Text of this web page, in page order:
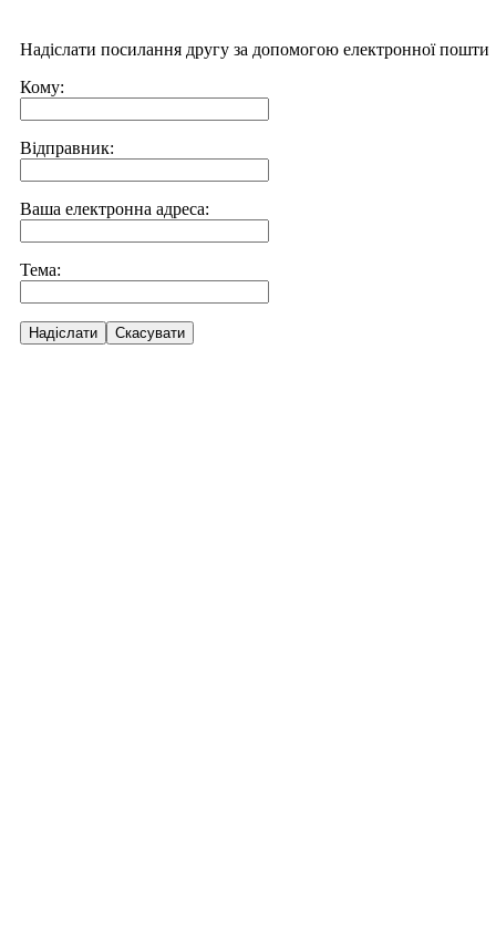
Надіслати посилання другу за допомогою електронної пошти
Кому:
Відправник:
Ваша електронна адреса:
Тема:
Надіслати Скасувати